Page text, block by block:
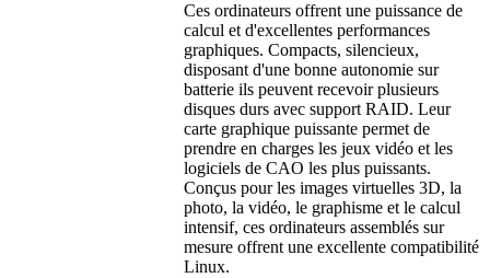
Ces ordinateurs offrent une puissance de
calcul et d'excellentes performances
graphiques. Compacts, silencieux,
disposant d'une bonne autonomie sur
batterie ils peuvent recevoir plusieurs
disques durs avec support RAID. Leur
carte graphique puissante permet de
prendre en charges les jeux vidéo et les
logiciels de CAO les plus puissants.
Conçus pour les images virtuelles 3D, la
photo, la vidéo, le graphisme et le calcul
intensif, ces ordinateurs assemblés sur
mesure offrent une excellente compatibilité
Linux.